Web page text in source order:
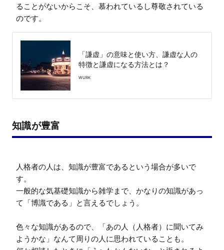
ることがないからこそ、慕われているし尊敬されている
「謙虚」の意味と使い方、謙虚な人の
特徴と謙虚になる方法とは？
WURK
知識が豊富
人格者の人は、知識が豊富であるという場合が多いで
す。
一般的な気基礎知識から雑学まで、かなりの知識があっ
て「博識である」と言えるでしょう。
色々な知識があるので、「あの人（人格者）に聞いてみ
ようかな」なんて周りの人に思われていることも。